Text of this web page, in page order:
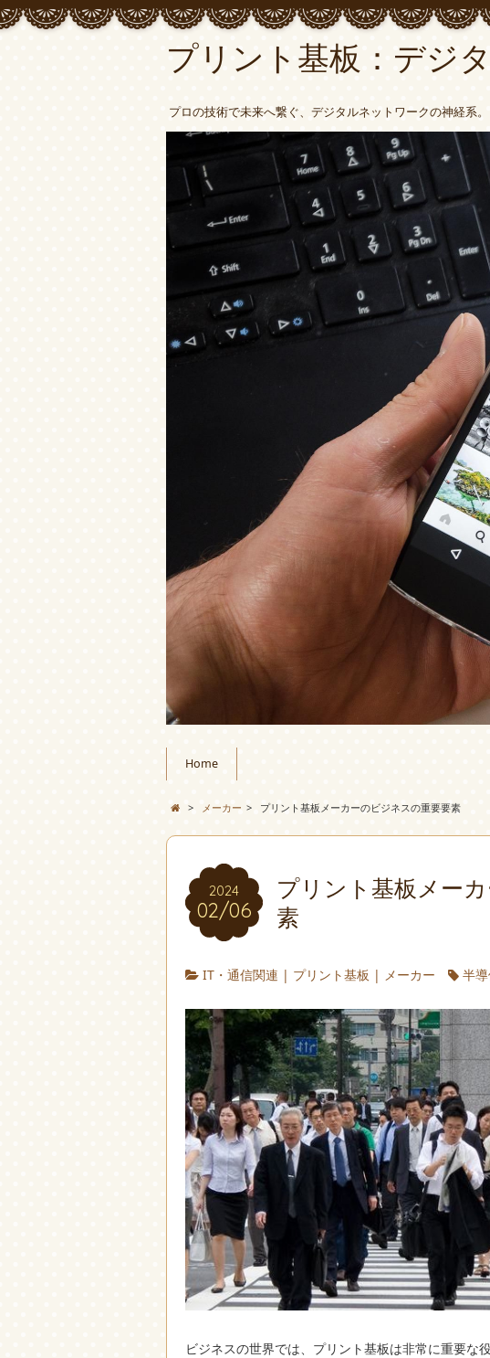
プリント基板：デジ
プロの技術で未来へ繋ぐ、デジタルネットワークの神経系。
Home
> メーカー > プリント基板メーカーのビジネスの重要要素
2024
02/06
プリント基板メー
素
IT・通信関連 | プリント基板 | メーカー 半
ビジネスの世界では、プリント基板は非常に重要な